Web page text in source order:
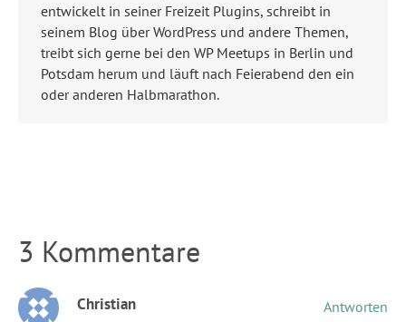
entwickelt in seiner Freizeit Plugins, schreibt in
seinem Blog über WordPress und andere Themen,
treibt sich gerne bei den WP Meetups in Berlin und
Potsdam herum und läuft nach Feierabend den ein
oder anderen Halbmarathon.
3 Kommentare
Christian Antworten